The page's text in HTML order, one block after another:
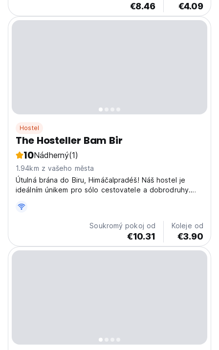
€8.46 €4.09
Hostel
The Hosteller Bam Bir
10Nádherný(1)
1.94km z vašeho města
Útulná brána do Biru, Himáčalpradéš! Náš hostel je
ideálním únikem pro sólo cestovatele a dobrodruhy.
original language)
Soukromý pokoj od
€10.31
Koleje od
€3.90